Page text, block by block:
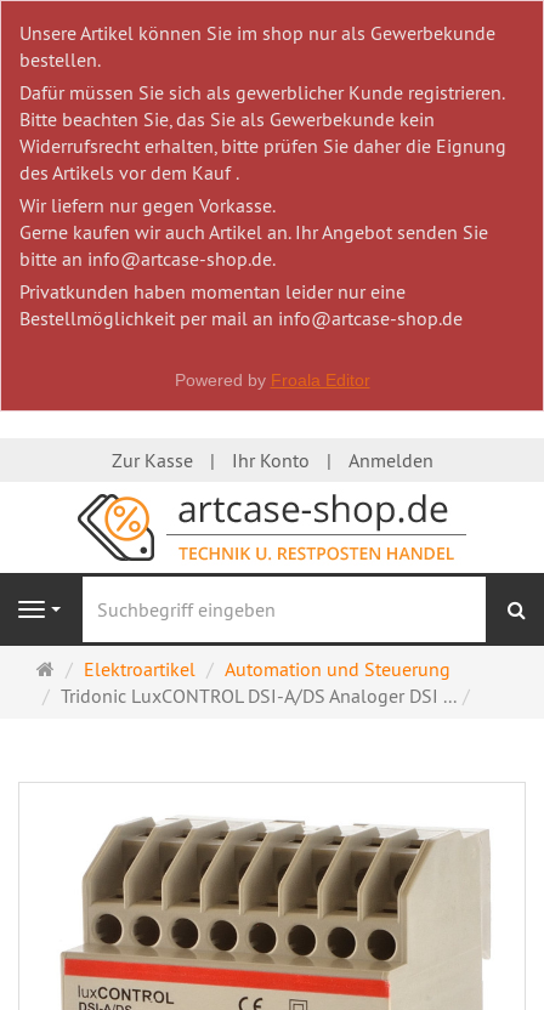
Unsere Artikel können Sie im shop nur als Gewerbekunde
bestellen.
Dafür müssen Sie sich als gewerblicher Kunde registrieren.
Bitte beachten Sie, das Sie als Gewerbekunde kein
Widerrufsrecht erhalten, bitte prüfen Sie daher die Eignung
des Artikels vor dem Kauf .
Wir liefern nur gegen Vorkasse.
Gerne kaufen wir auch Artikel an. Ihr Angebot senden Sie
bitte an info@artcase-shop.de.
Privatkunden haben momentan leider nur eine
Bestellmöglichkeit per mail an info@artcase-shop.de
Powered by Froala Editor
Zur Kasse Ihr Konto Anmelden
Navigation
Startseite
Elektroartikel
Automation und Steuerung
Tridonic LuxCONTROL DSI-A/DS Analoger DSI ...